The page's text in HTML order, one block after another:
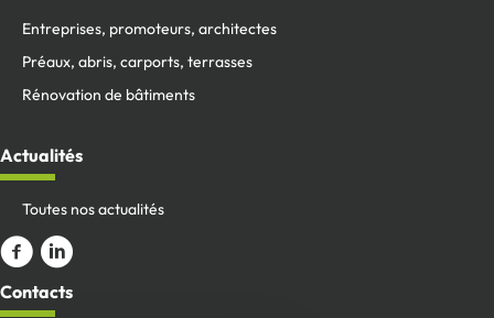
Entreprises, promoteurs, architectes
Préaux, abris, carports, terrasses
Rénovation de bâtiments
Actualités
Toutes nos actualités
Aller sur la page Facebook
ALler sur le compte Linkedin
Contacts